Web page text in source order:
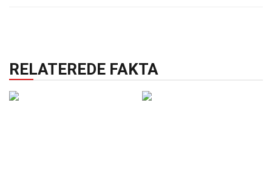
RELATEREDE FAKTA